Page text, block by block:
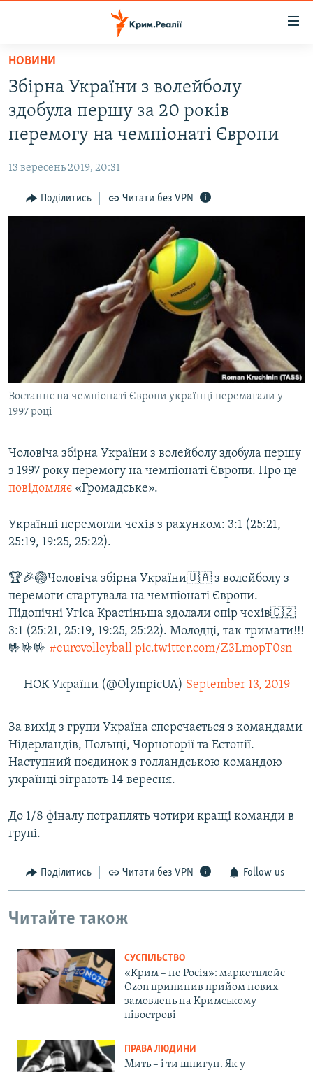
Перейти
основного
матеріалу
Перейти
до
основної
навігації
Перейти
до
НОВИНИ
ВОДА.КРИМ
ВІДЕО ТА ФОТО
БЛОГИ
ПОГЛЯД
ДЕПОРТАЦІЯ
ВІДЕОУРОКИ «ELIFBE»
СВІДЧЕННЯ ОКУПАЦІЇ
УКРАЇНСЬКА ПРОБЛЕМА КРИМУ
ІНФОГРАФІКА
ЯК ОБІЙТИ БЛОКУВАННЯ
Русский
Qırımtatar
ДОЛУЧАЙСЯ!
Усі сайти RFE/RL
НОВИНИ
Збірна України з волейболу
здобула першу за 20 років
перемогу на чемпіонаті Європи
13 вересень 2019, 20:31
Поділитись Читати без VPN
Востаннє на чемпіонаті Європи українці перемагали у
1997 році
Чоловіча збірна України з волейболу здобула першу
з 1997 року перемогу на чемпіонаті Європи. Про це
повідомляє «Громадське».
Українці перемогли чехів з рахунком: 3:1 (25:21,
25:19, 19:25, 25:22).
🏆🎉🏐Чоловіча збірна України🇺🇦 з волейболу з
перемоги стартувала на чемпіонаті Європи.
Підопічні Угіса Крастіньша здолали опір чехів🇨🇿
3:1 (25:21, 25:19, 19:25, 25:22). Молодці, так тримати!!!
🤟🤟🤟 #eurovolleyball pic.twitter.com/Z3LmopT0sn
— НОК України (@OlympicUA) September 13, 2019
За вихід з групи Україна сперечається з командами
Нідерландів, Польщі, Чорногорії та Естонії.
Наступний поєдинок з голландською командою
українці зіграють 14 вересня.
До 1/8 фіналу потраплять чотири кращі команди в
групі.
Поділитись Читати без VPN Follow us
Читайте також
СУСПІЛЬСТВО
«Крим – не Росія»: маркетплейс
Ozon припинив прийом нових
замовлень на Кримському
півострові
ПРАВА ЛЮДИНИ
Мить – і ти шпигун. Як у